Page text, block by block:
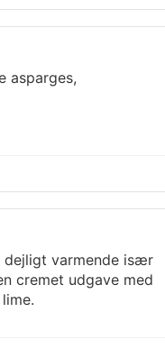
asparges,
dejligt varmende især
cremet udgave med